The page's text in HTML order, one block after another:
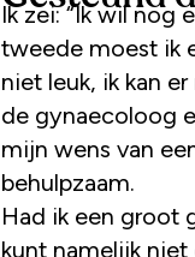
Ik zei: “Ik wil nog
tweede moest ik
niet leuk, ik kan
de gynaecoloog
mijn wens van
behulpzaam.
Had ik een groot
kunt namelijk